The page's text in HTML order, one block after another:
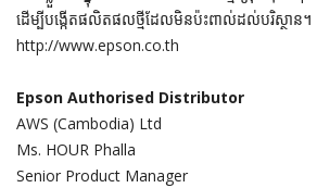
ដើម្បីបង្កើតផលិតផលថ្មីដែលមិនប៉ះពាល់ដល់បរិស្ថាន។
http://www.epson.co.th
Epson Authorised Distributor
AWS (Cambodia) Ltd
Ms. HOUR Phalla
Senior Product Manager